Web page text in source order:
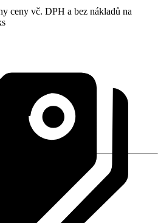
ceny vč. DPH a bez nákladů na